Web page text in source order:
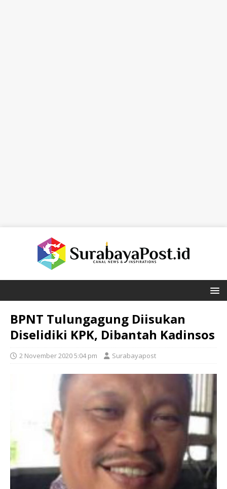
BPNT Tulungagung Diisukan
Diselidiki KPK, Dibantah Kadinsos
2 November 2020 5:04 pm Surabayapost